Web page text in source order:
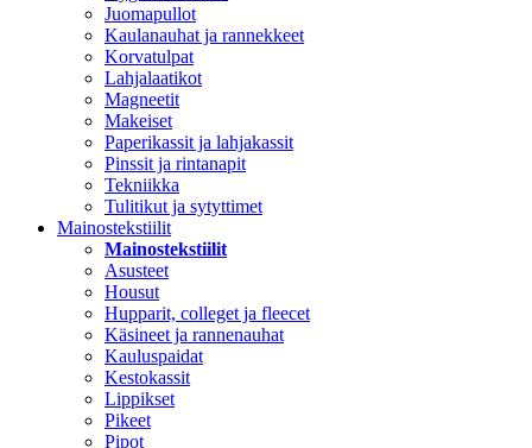
Juomapullot
Kaulanauhat ja rannekkeet
Korvatulpat
Lahjalaatikot
Magneetit
Makeiset
Paperikassit ja lahjakassit
Pinssit ja rintanapit
Tekniikka
Tulitikut ja sytyttimet
Mainostekstiilit
Mainostekstiilit
Asusteet
Housut
Hupparit, colleget ja fleecet
Käsineet ja rannenauhat
Kauluspaidat
Kestokassit
Lippikset
Pikeet
Pipot